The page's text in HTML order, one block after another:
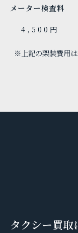
メーター検査料
4,500円
※上記の架装費用
タクシー買取